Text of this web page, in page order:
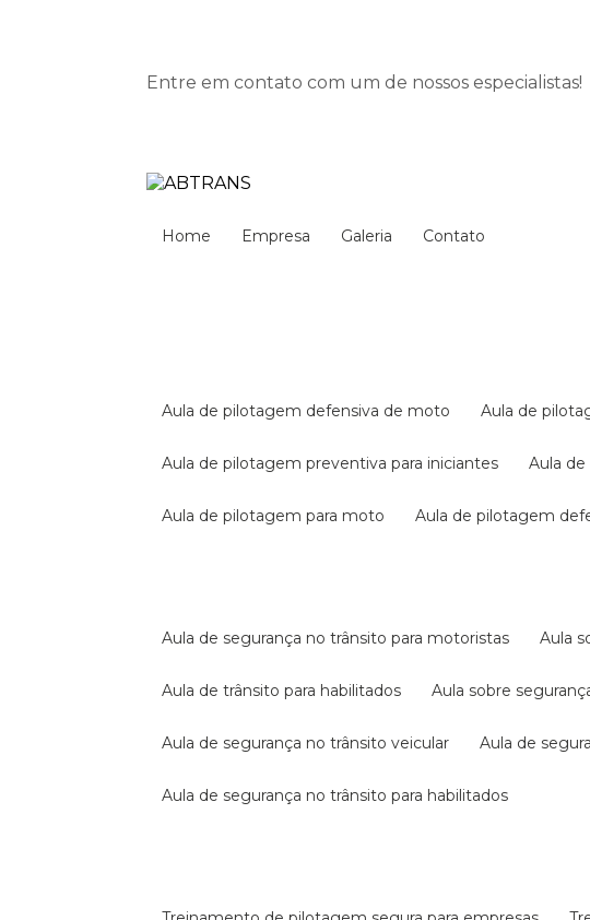
Entre em contato com um de nossos especialistas!
Home Empresa Galeria Contato
aula de pilotagem defensiva de moto aula de
aula de pilotagem preventiva para iniciantes aula
aula de pilotagem para moto aula de pilotagem
aula de segurança no trânsito para motoristas aula
aula de trânsito para habilitados aula sobre
aula de segurança no trânsito veicular aula de
aula de segurança no trânsito para habilitados